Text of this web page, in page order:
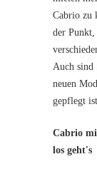
Cabrio zu
der Punkt,
Auch sind
neuen
gepflegt ist.
Cabrio
los geht's